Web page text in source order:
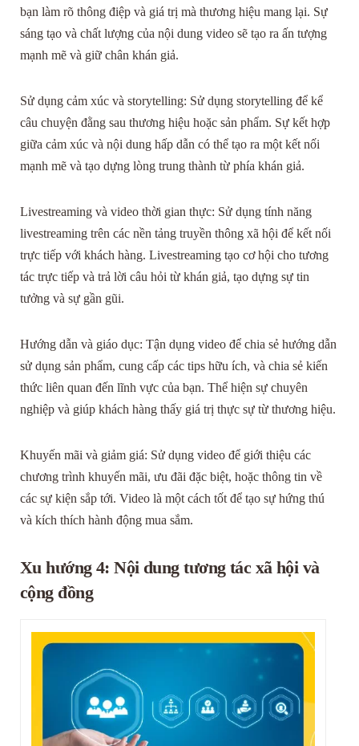
bạn làm rõ thông điệp và giá trị mà thương hiệu mang lại. Sự
sáng tạo và chất lượng của nội dung video sẽ tạo ra ấn tượng
mạnh mẽ và giữ chân khán giả.
Sử dụng cảm xúc và storytelling: Sử dụng storytelling để kể
câu chuyện đằng sau thương hiệu hoặc sản phẩm. Sự kết hợp
giữa cảm xúc và nội dung hấp dẫn có thể tạo ra một kết nối
mạnh mẽ và tạo dựng lòng trung thành từ phía khán giả.
Livestreaming và video thời gian thực: Sử dụng tính năng
livestreaming trên các nền tảng truyền thông xã hội để kết nối
trực tiếp với khách hàng. Livestreaming tạo cơ hội cho tương
tác trực tiếp và trả lời câu hỏi từ khán giả, tạo dựng sự tin
tưởng và sự gần gũi.
Hướng dẫn và giáo dục: Tận dụng video để chia sẻ hướng dẫn
sử dụng sản phẩm, cung cấp các tips hữu ích, và chia sẻ kiến
thức liên quan đến lĩnh vực của bạn. Thể hiện sự chuyên
nghiệp và giúp khách hàng thấy giá trị thực sự từ thương hiệu.
Khuyến mãi và giảm giá: Sử dụng video để giới thiệu các
chương trình khuyến mãi, ưu đãi đặc biệt, hoặc thông tin về
các sự kiện sắp tới. Video là một cách tốt để tạo sự hứng thú
và kích thích hành động mua sắm.
Xu hướng 4: Nội dung tương tác xã hội và
cộng đồng